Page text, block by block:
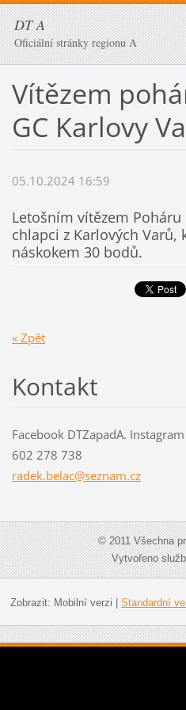
DT A
Oficiální stránky regionu A
Vítězem
GC Karlovy
05.10.2024 16:59
Letošním vítězem
chlapci z Karlových Varů,
náskokem 30 bodů.
« Zpět
Kontakt
Facebook DTZapadA.
602 278 738
radek.belac@seznam.cz
© 2011 Všechna
Vytvořeno
Zobrazit: Mobilní verzi Standardní